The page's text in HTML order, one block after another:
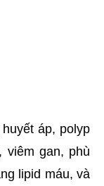
áp, polyp
viêm gan, phù
lipid máu, và